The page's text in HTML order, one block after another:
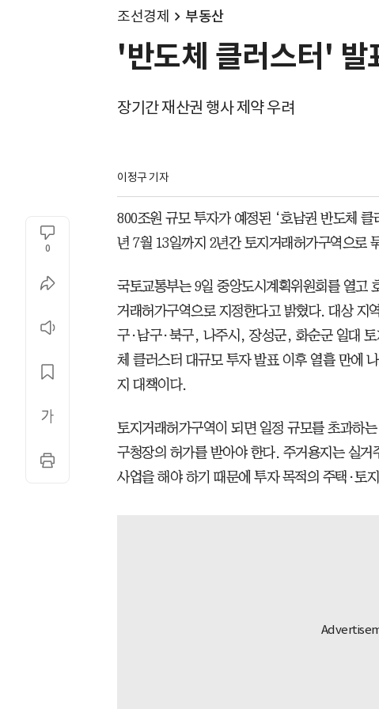
조선경제 부동산
'반도체 클러스터' 발
장기간 재산권 행사 제약 우려
이정구 기자
0
800조원 규모 투자가 예정된 ‘호남권 반도체
년 7월 13일까지 2년간 토지거래허가구역으로
국토교통부는 9일 중앙도시계획위원회를 열고
거래허가구역으로 지정한다고 밝혔다. 대상 지
구·남구·북구, 나주시, 장성군, 화순군 일대
체 클러스터 대규모 투자 발표 이후 열흘 만에
지 대책이다.
토지거래허가구역이 되면 일정 규모를 초과하
구청장의 허가를 받아야 한다. 주거용지는 실
사업을 해야 하기 때문에 투자 목적의 주택·토